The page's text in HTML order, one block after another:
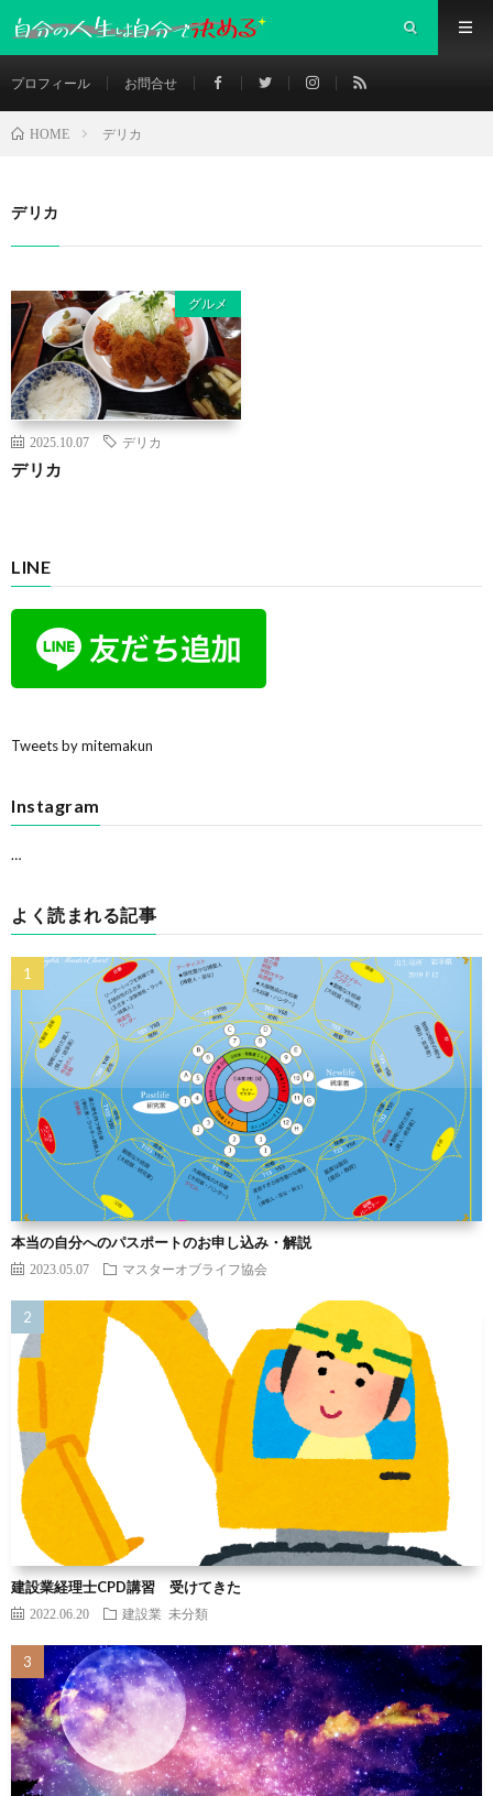
プロフィール お問合せ
HOME デリカ
デリカ
グルメ
2025.10.07 デリカ
デリカ
LINE
Tweets by mitemakun
Instagram
…
よく読まれる記事
本当の自分へのパスポートのお申し込み・解説
2023.05.07 マスターオブライフ協会
建設業経理士CPD講習 受けてきた
2022.06.20 建設業 未分類